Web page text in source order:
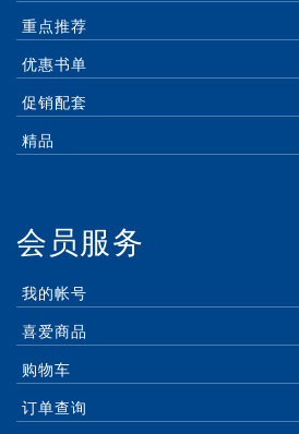
重点推荐
优惠书单
促销配套
精品
会员服务
我的帐号
喜爱商品
购物车
订单查询